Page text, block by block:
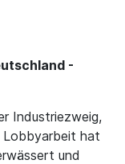
-
Industriezweig,
Lobbyarbeit hat
und